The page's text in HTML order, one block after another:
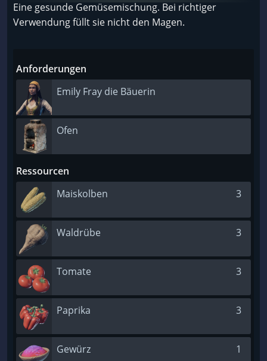
Eine gesunde Gemüsemischung. Bei richtiger
Verwendung füllt sie nicht den Magen.
Anforderungen
Emily Fray die Bäuerin
Ofen
Ressourcen
Maiskolben
3
Waldrübe 3
Tomate 3
Paprika 3
Gewürz 1